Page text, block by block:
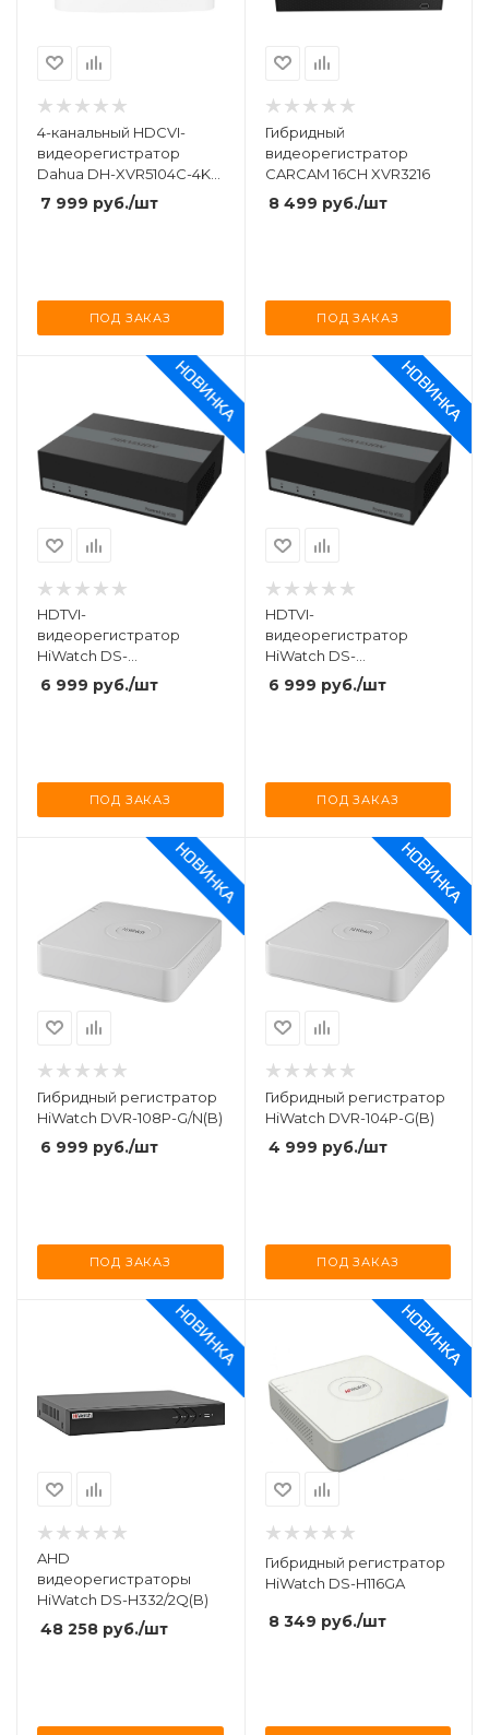
4-канальный HDCVI-
видеорегистратор
Dahua DH-XVR5104C-4KL-
I3
7 999 руб./шт
ПОД ЗАКАЗ
Гибридный
видеорегистратор
CARCAM 16CH XVR3216
8 499 руб./шт
ПОД ЗАКАЗ
HDTVI-
видеорегистратор
HiWatch DS-
H204EQA(512GB)
6 999 руб./шт
ПОД ЗАКАЗ
HDTVI-
видеорегистратор
HiWatch DS-
H108EGA(512GB)
6 999 руб./шт
ПОД ЗАКАЗ
Гибридный регистратор
HiWatch DVR-108P-G/N(B)
6 999 руб./шт
ПОД ЗАКАЗ
Гибридный регистратор
HiWatch DVR-104P-G(B)
4 999 руб./шт
ПОД ЗАКАЗ
AHD
видеорегистраторы
HiWatch DS-H332/2Q(B)
48 258 руб./шт
Гибридный регистратор
HiWatch DS-H116GA
8 349 руб./шт